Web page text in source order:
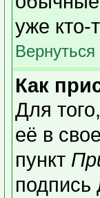
уже кто-
Как
Для
её в
пункт
подпись